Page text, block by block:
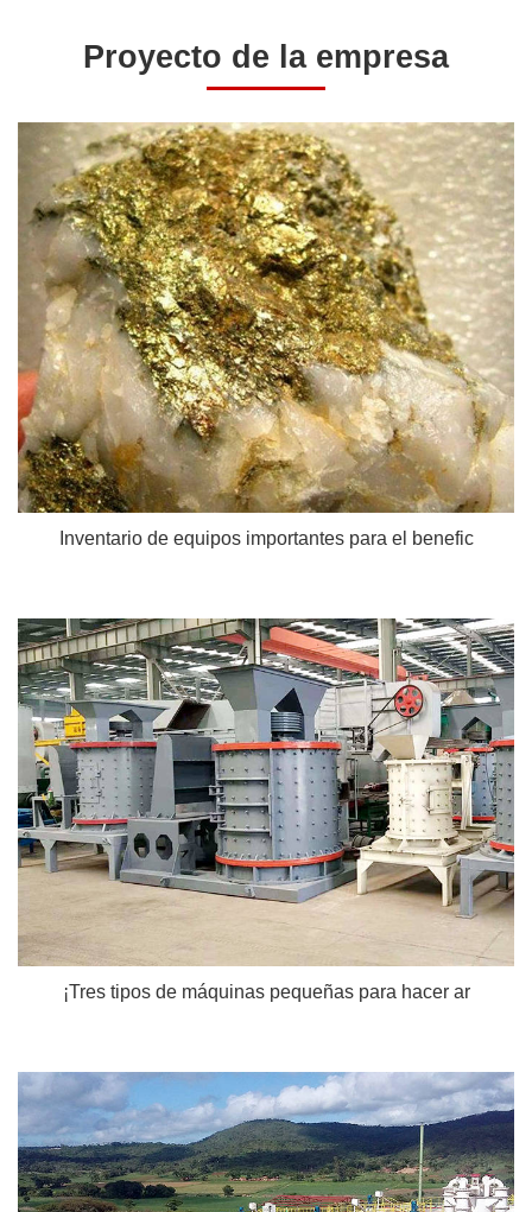
Proyecto de la empresa
Inventario de equipos importantes para el benefic
¡Tres tipos de máquinas pequeñas para hacer ar